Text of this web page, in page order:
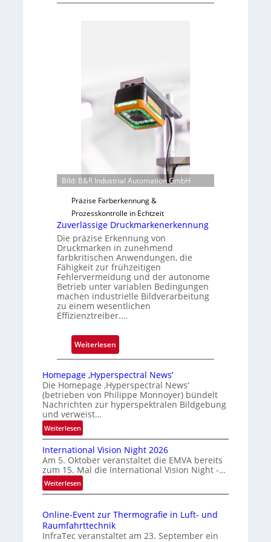
d
h
m
e
a
i
l
o
b
s
b
e
t
i
g
u
n
g
a
u
s
Bild: B&R Industrial Automation GmbH
Präzise Farberkennung &
Prozesskontrolle in Echtzeit
Zuverlässige Druckmarkenerkennung
Die präzise Erkennung von
Druckmarken in zunehmend
farbkritischen Anwendungen, die
Fähigkeit zur frühzeitigen
Fehlervermeidung und der autonome
Betrieb unter variablen Bedingungen
machen industrielle Bildverarbeitung
zu einem wesentlichen
Effizienztreiber.…
Weiterlesen
Z
v
e
r
s
i
e
D
u
Homepage ‚Hyperspectral News‘
Die Homepage ‚Hyperspectral News‘
(betrieben von Philippe Monnoyer) bündelt
Nachrichten zur hyperspektralen Bildgebung
und verweist…
Weiterlesen:
H
o
m
e
p
a
e
‚
International Vision Night 2026
Am 5. Oktober veranstaltet die EMVA bereits
zum 15. Mal die International Vision Night -…
Weiterlesen:
I
t
e
r
Online-Event zur Thermografie in Luft- und
Raumfahrttechnik
InfraTec veranstaltet am 23. September ein